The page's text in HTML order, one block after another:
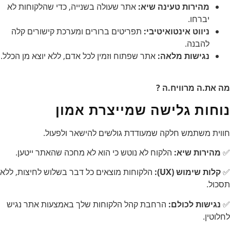
מהירות טעינה שיא: אתר שעולה בשנייה, כדי שהלקוחות לא
יברחו.
ניווט אינטואיטיבי: תפריטים ברורים ומערכת קישורים קלה
להבנה.
נגישות מלאה: אתר שפתוח וזמין לכל אדם, ללא יוצא מן הכלל.
מה את.ה מרוויח.ה ?
נוחות גלישה שמייצרת אמון
חווית משתמש חלקה שמעודדת גולשים להישאר ולפעול.
✅ מהירות שיא: הלקוח לא נוטש כי הוא לא מחכה שהאתר ייטען.
✅קלות שימוש (UX):
הלקוחות מוצאים כל דבר בשלוש לחיצות, ללא
תסכול.
✅ נגישות לכולם: הרחבת קהל הלקוחות שלך באמצעות אתר נגיש
לחלוטין.